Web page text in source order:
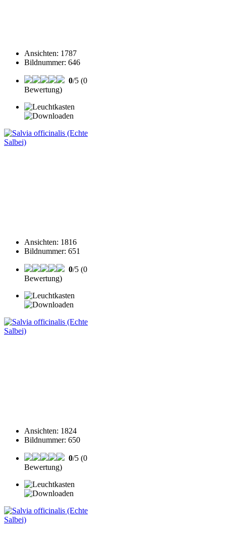
Ansichten: 1787
Bildnummer: 646
0/5 (0
Bewertung)
Ansichten: 1816
Bildnummer: 651
0/5 (0
Bewertung)
Ansichten: 1824
Bildnummer: 650
0/5 (0
Bewertung)